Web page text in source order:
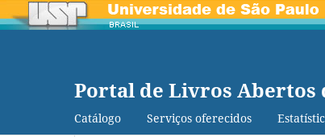
Portal de Livros Abertos
Catálogo Serviços oferecidos